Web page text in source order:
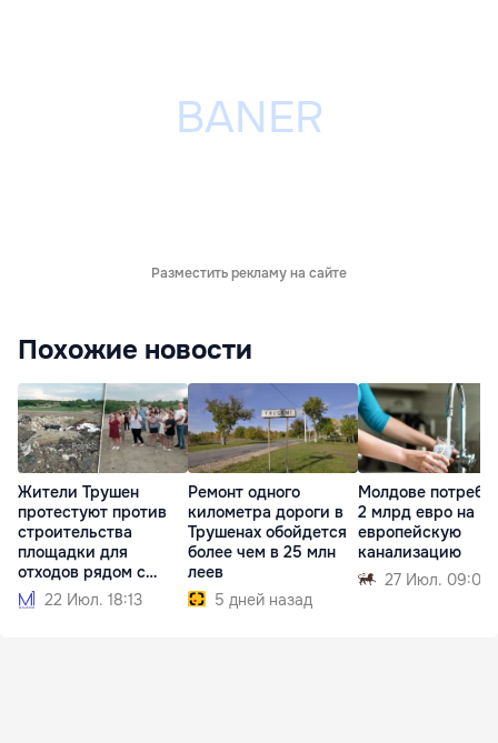
Разместить рекламу на сайте
Похожие новости
Жители Трушен
протестуют против
строительства
площадки для
отходов рядом с
домами
22 Июл. 18:13
Ремонт одного
километра дороги в
Трушенах обойдется
более чем в 25 млн
леев
5 дней назад
Молдове
2 млрд евро на
европейскую
канализацию
27 Июл. 09:06